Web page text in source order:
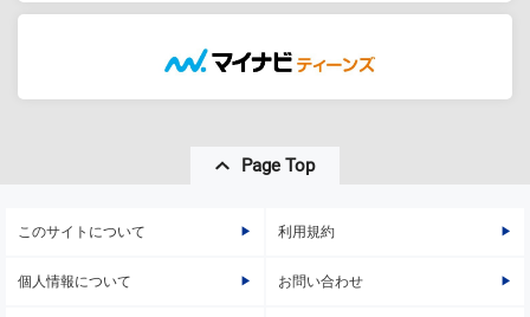
Page Top
このサイトについて 利用規約
個人情報について お問い合わせ